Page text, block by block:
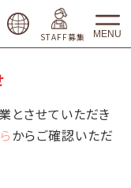
STAFF募集 MENU
とさせていただき
からご確認いただ